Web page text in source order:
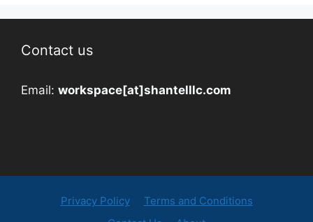
Contact us
Email: workspace[at]shantelllc.com
Privacy Policy
Terms and Conditions